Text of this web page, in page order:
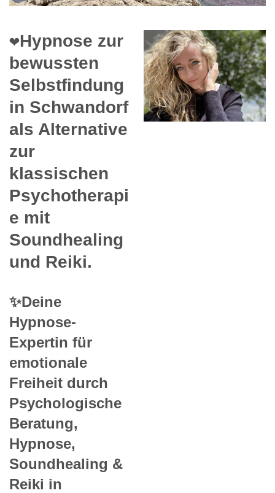
❤️Hypnose zur
bewussten
Selbstfindung
in Schwandorf
als Alternative
zur
klassischen
Psychotherapi
e mit
Soundhealing
und Reiki.
✨Deine
Hypnose-
Expertin für
emotionale
Freiheit durch
Psychologische
Beratung,
Hypnose,
Soundhealing &
Reiki in